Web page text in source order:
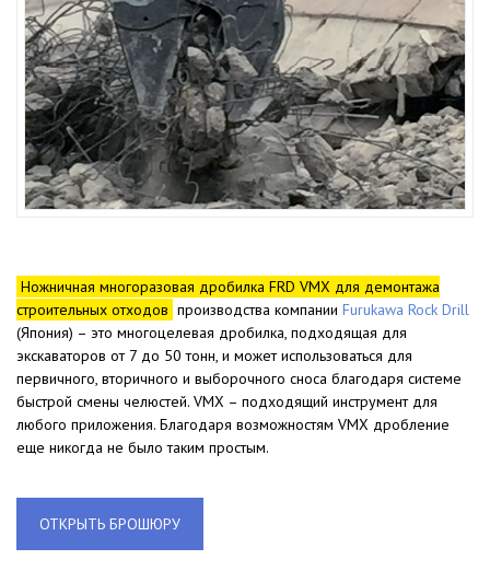
Ножничная многоразовая дробилка FRD VMX для демонтажа
строительных отходов производства компании Furukawa Rock Drill
(Япония) – это многоцелевая дробилка, подходящая для
экскаваторов от 7 до 50 тонн, и может использоваться для
первичного, вторичного и выборочного сноса благодаря системе
быстрой смены челюстей. VMX – подходящий инструмент для
любого приложения. Благодаря возможностям VMX дробление
еще никогда не было таким простым.
ОТКРЫТЬ БРОШЮРУ